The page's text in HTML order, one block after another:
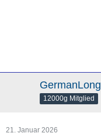
GermanLong
12000g Mitglied
21. Januar 2026